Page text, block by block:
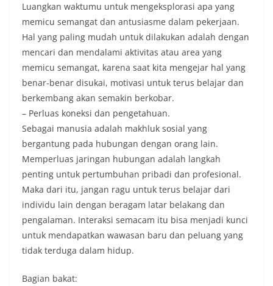
Luangkan waktumu untuk mengeksplorasi apa yang
memicu semangat dan antusiasme dalam pekerjaan.
Hal yang paling mudah untuk dilakukan adalah dengan
mencari dan mendalami aktivitas atau area yang
memicu semangat, karena saat kita mengejar hal yang
benar-benar disukai, motivasi untuk terus belajar dan
berkembang akan semakin berkobar.
– Perluas koneksi dan pengetahuan.
Sebagai manusia adalah makhluk sosial yang
bergantung pada hubungan dengan orang lain.
Memperluas jaringan hubungan adalah langkah
penting untuk pertumbuhan pribadi dan profesional.
Maka dari itu, jangan ragu untuk terus belajar dari
individu lain dengan beragam latar belakang dan
pengalaman. Interaksi semacam itu bisa menjadi kunci
untuk mendapatkan wawasan baru dan peluang yang
tidak terduga dalam hidup.
Bagian bakat: